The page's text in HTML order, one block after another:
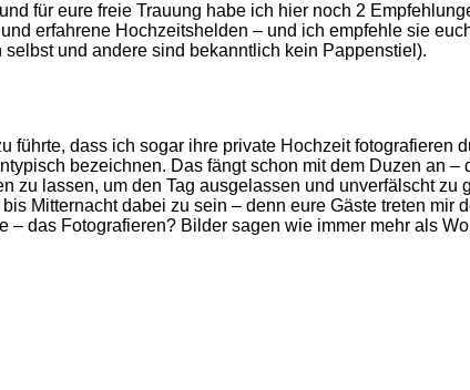
für eure freie Trauung habe ich hier noch 2
erfahrene Hochzeitshelden – und ich empfehle sie
und andere sind bekanntlich kein Pappenstiel).
dass ich sogar ihre private Hochzeit fotografieren
bezeichnen. Das fängt schon mit dem Duzen an –
zu lassen, um den Tag ausgelassen und unverfälscht zu
Mitternacht dabei zu sein – denn eure Gäste treten mir
das Fotografieren? Bilder sagen wie immer mehr als